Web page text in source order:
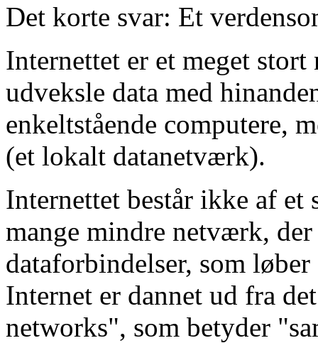
Det korte svar: Et
Internettet er et meget
udveksle data med
enkeltstående computere,
(et lokalt datanetværk).
Internettet består ikke af
mange mindre netværk,
dataforbindelser, som
Internet er dannet ud fra
networks", som betyder